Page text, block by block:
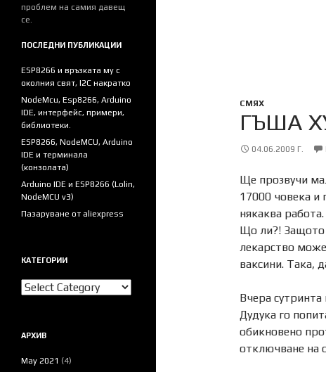
СМЯХ
ГЪША
04.06.2009 Г.
Ще прозвучи
17000 човека
някаква
Що ли?! Защото
лекарство
ваксини. Така,
Вчера
Дудука го
обикновено
отключване на
проблем на самия давещ
се.
ПОСЛЕДНИ ПУБЛИКАЦИИ
ESP8266 и връзката му с
околния свят, I2C накратко
NodeMcu, Esp8266, Arduino
IDE, интерфейс, примери,
библиотеки.
ESP8266, NodeMCU, Arduino
IDE и терминала
(конзолата)
Arduino IDE и ESP8266 (Lolin,
NodeMCU v3)
Пазаруване от aliexpress
КАТЕГОРИИ
Категории
АРХИВ
May 2021 (4)